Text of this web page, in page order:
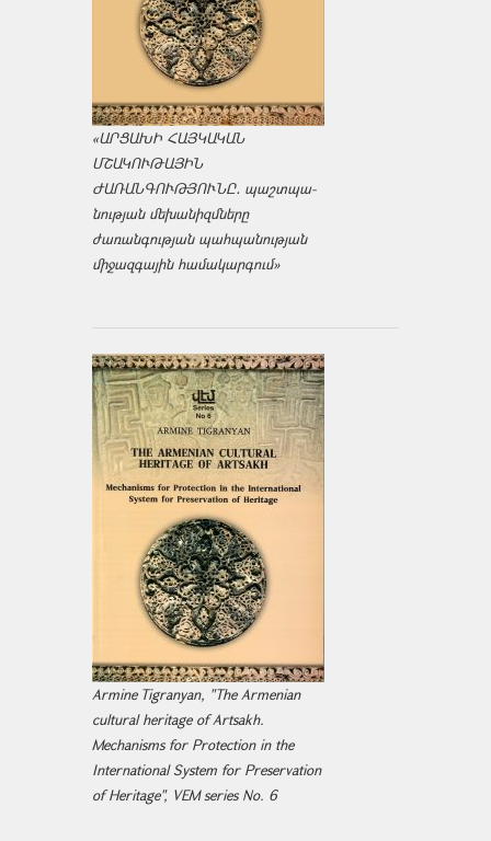
«ԱՐՑԱԽԻ ՀԱՅԿԱԿԱՆ
ՄՇԱԿՈՒԹԱՅԻՆ
ԺԱՌԱՆԳՈՒԹՅՈՒՆԸ․ պաշտպա­
նության մեխանիզմները
ժառանգության պահպանության
միջազ­գային համակարգում»
Armine Tigranyan, "The Armenian
cultural heritage of Artsakh.
Mechanisms for Protection in the
International System for Preservation
of Heritage", VEM series No. 6